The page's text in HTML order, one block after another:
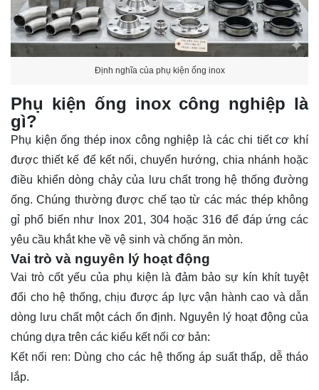
Định nghĩa của phụ kiện ống inox
Phụ kiện ống inox công nghiệp là
gì?
Phụ kiện ống thép inox công nghiệp là các chi tiết cơ khí
được thiết kế để kết nối, chuyển hướng, chia nhánh hoặc
điều khiển dòng chảy của lưu chất trong hệ thống đường
ống. Chúng thường được chế tạo từ các mác thép không
gỉ phổ biến như Inox 201, 304 hoặc 316 để đáp ứng các
yêu cầu khắt khe về vệ sinh và chống ăn mòn.
Vai trò và nguyên lý hoạt động
Vai trò cốt yếu của phụ kiện là đảm bảo sự kín khít tuyệt
đối cho hệ thống, chịu được áp lực vận hành cao và dẫn
dòng lưu chất một cách ổn định. Nguyên lý hoạt động của
chúng dựa trên các kiểu kết nối cơ bản:
Kết nối ren: Dùng cho các hệ thống áp suất thấp, dễ tháo
lắp.